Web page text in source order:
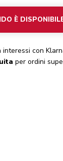
È
interessi con
per ordini